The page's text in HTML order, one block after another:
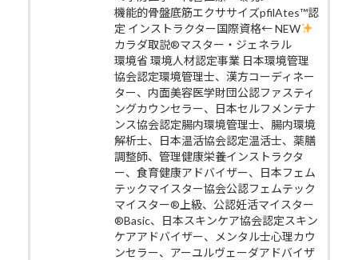
機能的骨盤底筋エクササイズpfilAtes™認
定 インストラクター国際資格← NEW
カラダ取説®マスター・ジェネラル
環境省 環境人材認定事業 日本環境管理
協会認定環境管理士、漢方コーディネー
ター、内面美容医学財団公認ファスティ
ングカウンセラー、日本セルフメンテナ
ンス協会認定腸内環境管理士、腸内環境
解析士、日本温活協会認定温活士、薬膳
調整師、管理健康栄養インストラクタ
ー、食育健康アドバイザー、日本フェム
テックマイスター協会公認フェムテック
マイスター®上級、公認妊活マイスター
®Basic、日本スキンケア協会認定スキン
ケアアドバイザー、メンタル士心理カウ
ンセラー、アーユルヴェーダアドバイザ